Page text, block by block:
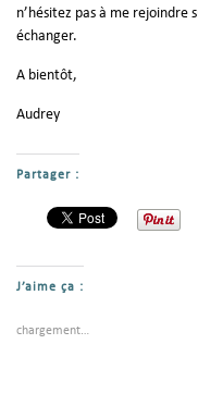
n’hésitez pas à me rejoindre
échanger.
A bientôt,
Audrey
Partager :
J’aime ça :
chargement…